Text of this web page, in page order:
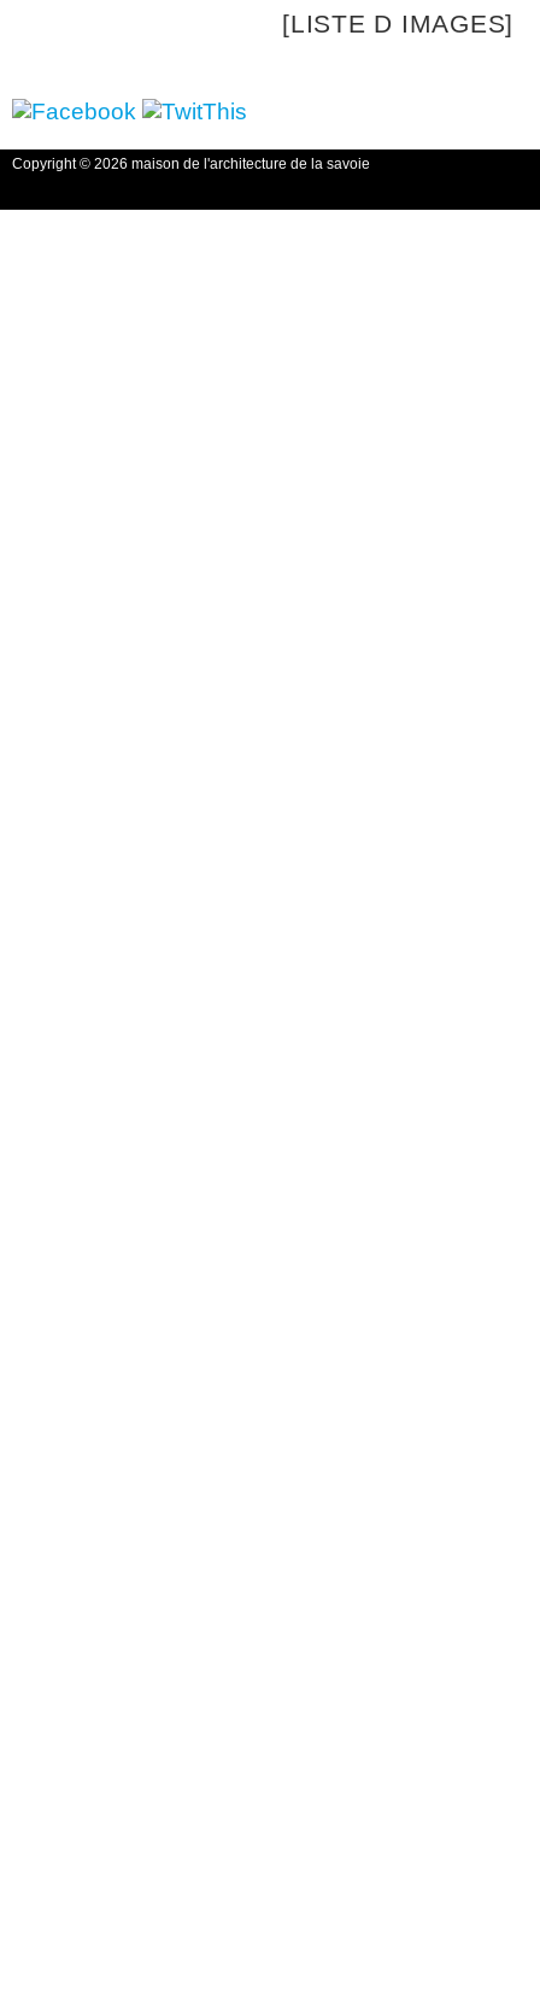
[LISTE D IMAGES]
Copyright © 2026 maison de l'architecture de la savoie